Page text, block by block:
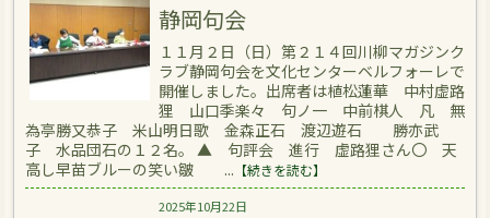
静岡句会
１１月２日（日）第２１４回川柳マガジンク
ラブ静岡句会を文化センターベルフォーレで
開催しました。出席者は植松蓮華 中村虚路
狸 山口季楽々 句ノ一 中前棋人 凡 無
為亭勝又恭子 米山明日歌 金森正石 渡辺遊石 勝亦武
子 水品団石の１２名。 ▲ 句評会 進行 虚路狸さん〇 天
高し早苗ブルーの笑い皺 ... 【続きを読む】
2025年10月22日